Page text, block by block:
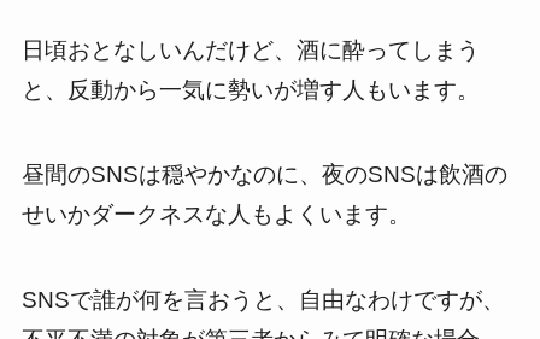
日頃おとなしいんだけど、酒に酔ってしまう
と、反動から一気に勢いが増す人もいます。
昼間のSNSは穏やかなのに、夜のSNSは飲酒の
せいかダークネスな人もよくいます。
SNSで誰が何を言おうと、自由なわけですが、